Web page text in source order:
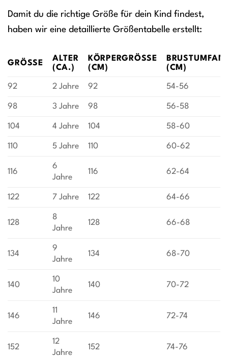
Damit du die richtige Größe für dein Kind findest,
haben wir eine detaillierte Größentabelle erstellt:
GRÖSSE
ALTER
(CA.)
KÖRPERGRÖSSE (
CM)
(CM)
92 2 Jahre 92 54-56
98 3 Jahre 98 56-58
104 4 Jahre 104 58-60
110 5 Jahre 110 60-62
116
6
Jahre
116 62-64
122 7 Jahre 122 64-66
128
8
Jahre
128 66-68
134
9
Jahre
134 68-70
140
10
Jahre
140 70-72
146
11
Jahre
146 72-74
152
12
Jahre
152 74-76